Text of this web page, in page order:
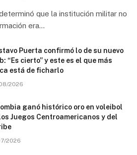
que la institución militar no
era…
Puerta confirmó lo de su nuevo
“Es cierto” y este es el que más
está de ficharlo
2026
ganó histórico oro en voleibol
Juegos Centroamericanos y del
2026